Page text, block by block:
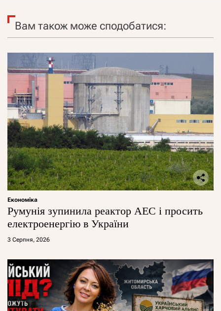
Вам також може сподобатися:
Економіка
Румунія зупинила реактор АЕС і просить
електроенергію в України
3 Серпня, 2026